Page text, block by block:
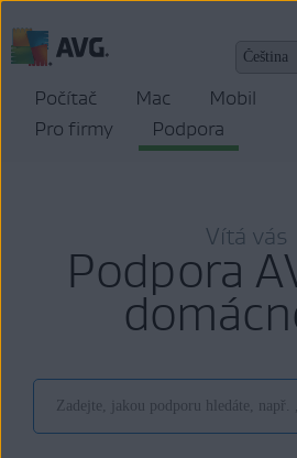
Počítač Mac Mobil
Pro firmy
Podpora
Vítá vás
Podpora